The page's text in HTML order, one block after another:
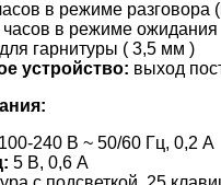
в режиме разговора
в режиме ожидания
гарнитуры ( 3,5 мм )
устройство: выход
100-240 В ~ 50/60 Гц, 0,2 А
5 В, 0,6 А